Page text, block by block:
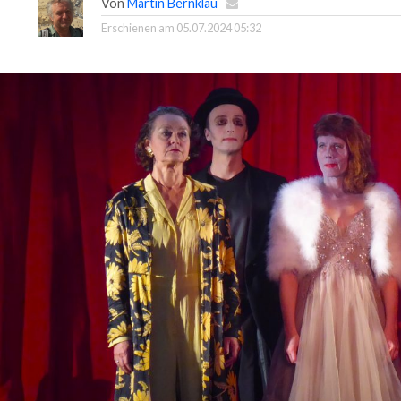
Erschienen am 05.07.2024 05:32